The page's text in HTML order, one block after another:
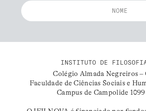
INSTITUTO DE
Colégio Almada Negreiros –
Faculdade de Ciências Sociais e
Campus de Campolide